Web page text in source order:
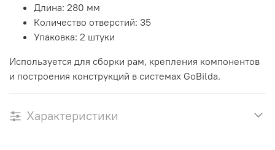
Длина: 280 мм
Количество отверстий: 35
Упаковка: 2 штуки
Используется для сборки рам, крепления компонентов
и построения конструкций в системах GoBilda.
Характеристики